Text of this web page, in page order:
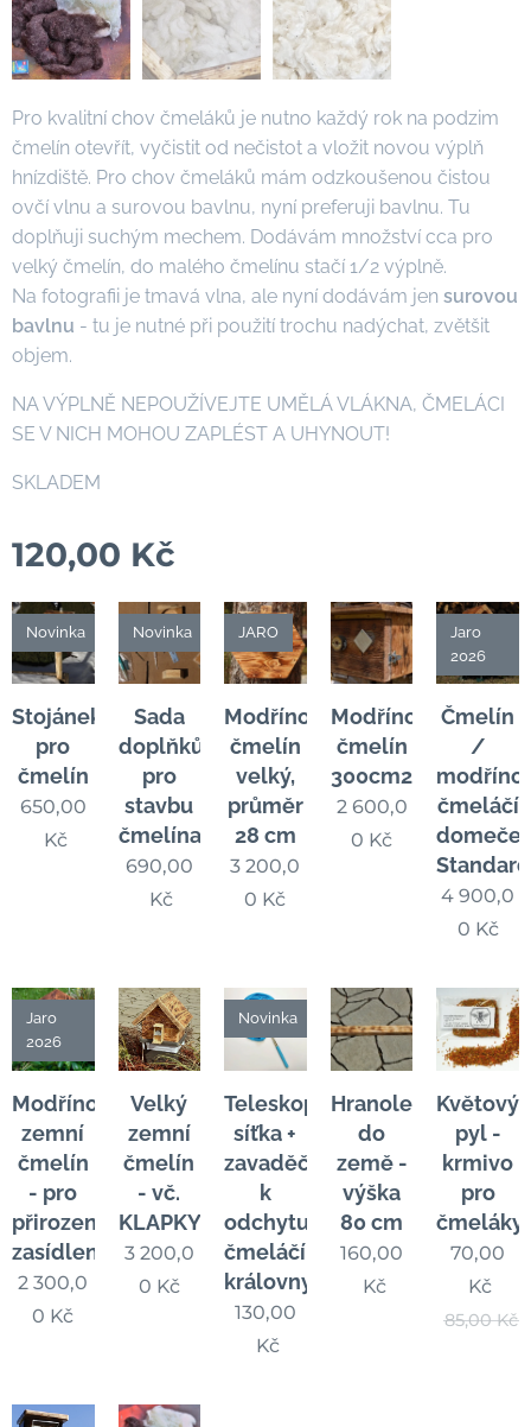
Pro kvalitní chov čmeláků je nutno každý rok na podzim
čmelín otevřít, vyčistit od nečistot a vložit novou výplň
hnízdiště. Pro chov čmeláků mám odzkoušenou čistou
ovčí vlnu a surovou bavlnu, nyní preferuji bavlnu. Tu
doplňuji suchým mechem. Dodávám množství cca pro
velký čmelín, do malého čmelínu stačí 1/2 výplně.
Na fotografii je tmavá vlna, ale nyní dodávám jen surovou
bavlnu - tu je nutné při použití trochu nadýchat, zvětšit
objem.
NA VÝPLNĚ NEPOUŽÍVEJTE UMĚLÁ VLÁKNA, ČMELÁCI
SE V NICH MOHOU ZAPLÉST A UHYNOUT!
SKLADEM
120,00 Kč
Stojánek
pro
čmelín
Novinka
650,00
Kč
Sada
doplňků
pro
stavbu
čmelína
Novinka
690,00
Kč
Modřínový
čmelín
velký,
průměr
28 cm
JARO
3 200,0
0 Kč
Modřínový
čmelín
300cm2
2 600,0
0 Kč
Čmelín
/
čmeláčí
Standard
Jaro
2026
4 900,0
0 Kč
Modřínový
zemní
čmelín
- pro
přirozené
zasídlení
Jaro
2026
2 300,0
0 Kč
Velký
zemní
čmelín
- vč.
KLAPKY
3 200,0
0 Kč
Teleskopická
síťka +
zavaděč
k
odchytu
čmeláčí
královny
Novinka
130,00
Kč
Hranolek
do
země -
výška
80 cm
160,00
Kč
Květový
pyl -
krmivo
pro
čmeláky
70,00
Kč
85,00Kč